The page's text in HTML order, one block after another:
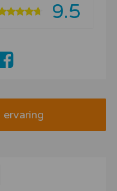
9.5